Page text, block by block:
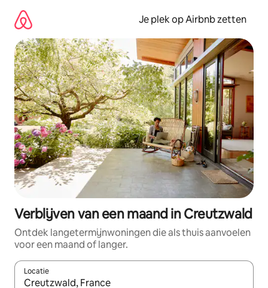
direct
naar
inhoud
Je plek op Airbnb zetten
Verblijven van een maand in Creutzwald
Ontdek langetermijnwoningen die als thuis aanvoelen
voor een maand of langer.
Locatie
Wanneer er resultaten beschikbaar zijn, maak je een keuze